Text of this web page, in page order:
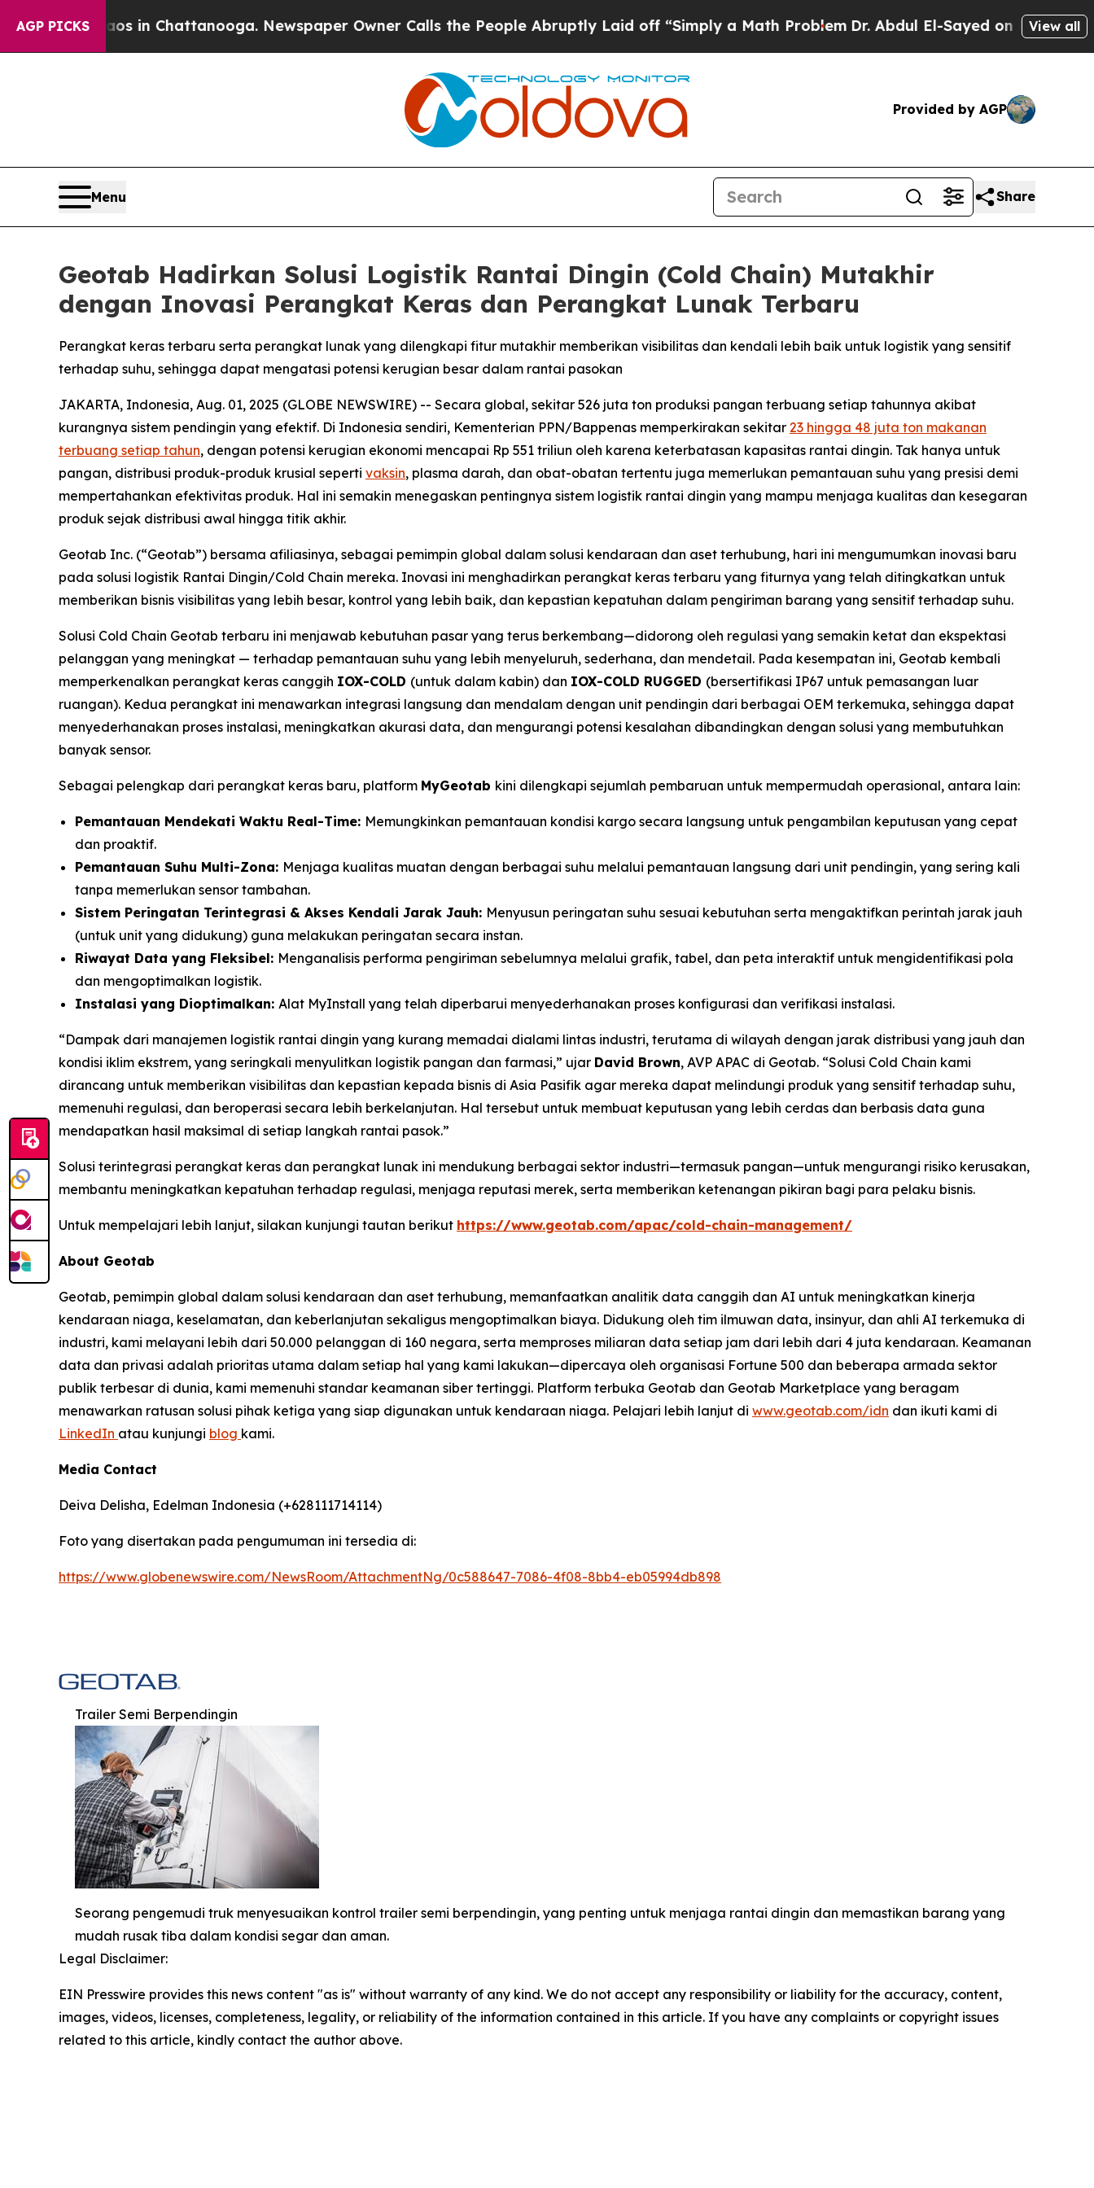
AGP PICKS
Chaos in Chattanooga. Newspaper Owner Calls the People Abruptly Laid off “Simply a Math Problem Dr. Abdul El-Sayed on Historic Michigan
View all
Provided by AGP
Menu Share
Geotab Hadirkan Solusi Logistik Rantai Dingin (Cold Chain) Mutakhir
dengan Inovasi Perangkat Keras dan Perangkat Lunak Terbaru
Perangkat keras terbaru serta perangkat lunak yang dilengkapi fitur mutakhir memberikan visibilitas dan kendali lebih baik untuk logistik yang sensitif
terhadap suhu, sehingga dapat mengatasi potensi kerugian besar dalam rantai pasokan
JAKARTA, Indonesia, Aug. 01, 2025 (GLOBE NEWSWIRE) -- Secara global, sekitar 526 juta ton produksi pangan terbuang setiap tahunnya akibat
kurangnya sistem pendingin yang efektif. Di Indonesia sendiri, Kementerian PPN/Bappenas memperkirakan sekitar 23 hingga 48 juta ton makanan
terbuang setiap tahun, dengan potensi kerugian ekonomi mencapai Rp 551 triliun oleh karena keterbatasan kapasitas rantai dingin. Tak hanya untuk
pangan, distribusi produk-produk krusial seperti vaksin, plasma darah, dan obat-obatan tertentu juga memerlukan pemantauan suhu yang presisi demi
mempertahankan efektivitas produk. Hal ini semakin menegaskan pentingnya sistem logistik rantai dingin yang mampu menjaga kualitas dan kesegaran
produk sejak distribusi awal hingga titik akhir.
Geotab Inc. (“Geotab”) bersama afiliasinya, sebagai pemimpin global dalam solusi kendaraan dan aset terhubung, hari ini mengumumkan inovasi baru
pada solusi logistik Rantai Dingin/Cold Chain mereka. Inovasi ini menghadirkan perangkat keras terbaru yang fiturnya yang telah ditingkatkan untuk
memberikan bisnis visibilitas yang lebih besar, kontrol yang lebih baik, dan kepastian kepatuhan dalam pengiriman barang yang sensitif terhadap suhu.
Solusi Cold Chain Geotab terbaru ini menjawab kebutuhan pasar yang terus berkembang—didorong oleh regulasi yang semakin ketat dan ekspektasi
pelanggan yang meningkat — terhadap pemantauan suhu yang lebih menyeluruh, sederhana, dan mendetail. Pada kesempatan ini, Geotab kembali
memperkenalkan perangkat keras canggih IOX-COLD (untuk dalam kabin) dan IOX-COLD RUGGED (bersertifikasi IP67 untuk pemasangan luar
ruangan). Kedua perangkat ini menawarkan integrasi langsung dan mendalam dengan unit pendingin dari berbagai OEM terkemuka, sehingga dapat
menyederhanakan proses instalasi, meningkatkan akurasi data, dan mengurangi potensi kesalahan dibandingkan dengan solusi yang membutuhkan
banyak sensor.
Sebagai pelengkap dari perangkat keras baru, platform MyGeotab kini dilengkapi sejumlah pembaruan untuk mempermudah operasional, antara lain:
Pemantauan Mendekati Waktu Real-Time: Memungkinkan pemantauan kondisi kargo secara langsung untuk pengambilan keputusan yang cepat
dan proaktif.
Pemantauan Suhu Multi-Zona: Menjaga kualitas muatan dengan berbagai suhu melalui pemantauan langsung dari unit pendingin, yang sering kali
tanpa memerlukan sensor tambahan.
Sistem Peringatan Terintegrasi & Akses Kendali Jarak Jauh: Menyusun peringatan suhu sesuai kebutuhan serta mengaktifkan perintah jarak jauh
(untuk unit yang didukung) guna melakukan peringatan secara instan.
Riwayat Data yang Fleksibel: Menganalisis performa pengiriman sebelumnya melalui grafik, tabel, dan peta interaktif untuk mengidentifikasi pola
dan mengoptimalkan logistik.
Instalasi yang Dioptimalkan: Alat MyInstall yang telah diperbarui menyederhanakan proses konfigurasi dan verifikasi instalasi.
“Dampak dari manajemen logistik rantai dingin yang kurang memadai dialami lintas industri, terutama di wilayah dengan jarak distribusi yang jauh dan
kondisi iklim ekstrem, yang seringkali menyulitkan logistik pangan dan farmasi,” ujar David Brown, AVP APAC di Geotab. “Solusi Cold Chain kami
dirancang untuk memberikan visibilitas dan kepastian kepada bisnis di Asia Pasifik agar mereka dapat melindungi produk yang sensitif terhadap suhu,
memenuhi regulasi, dan beroperasi secara lebih berkelanjutan. Hal tersebut untuk membuat keputusan yang lebih cerdas dan berbasis data guna
mendapatkan hasil maksimal di setiap langkah rantai pasok.”
Solusi terintegrasi perangkat keras dan perangkat lunak ini mendukung berbagai sektor industri—termasuk pangan—untuk mengurangi risiko kerusakan,
membantu meningkatkan kepatuhan terhadap regulasi, menjaga reputasi merek, serta memberikan ketenangan pikiran bagi para pelaku bisnis.
Untuk mempelajari lebih lanjut, silakan kunjungi tautan berikut https://www.geotab.com/apac/cold-chain-management/
About Geotab
Geotab, pemimpin global dalam solusi kendaraan dan aset terhubung, memanfaatkan analitik data canggih dan AI untuk meningkatkan kinerja
kendaraan niaga, keselamatan, dan keberlanjutan sekaligus mengoptimalkan biaya. Didukung oleh tim ilmuwan data, insinyur, dan ahli AI terkemuka di
industri, kami melayani lebih dari 50.000 pelanggan di 160 negara, serta memproses miliaran data setiap jam dari lebih dari 4 juta kendaraan. Keamanan
data dan privasi adalah prioritas utama dalam setiap hal yang kami lakukan—dipercaya oleh organisasi Fortune 500 dan beberapa armada sektor
publik terbesar di dunia, kami memenuhi standar keamanan siber tertinggi. Platform terbuka Geotab dan Geotab Marketplace yang beragam
menawarkan ratusan solusi pihak ketiga yang siap digunakan untuk kendaraan niaga. Pelajari lebih lanjut di www.geotab.com/idn dan ikuti kami di
LinkedIn atau kunjungi blog kami.
Media Contact
Deiva Delisha, Edelman Indonesia (+628111714114)
Foto yang disertakan pada pengumuman ini tersedia di:
https://www.globenewswire.com/NewsRoom/AttachmentNg/0c588647-7086-4f08-8bb4-eb05994db898
Trailer Semi Berpendingin
Seorang pengemudi truk menyesuaikan kontrol trailer semi berpendingin, yang penting untuk menjaga rantai dingin dan memastikan barang yang
mudah rusak tiba dalam kondisi segar dan aman.
Legal Disclaimer:
EIN Presswire provides this news content "as is" without warranty of any kind. We do not accept any responsibility or liability for the accuracy, content,
images, videos, licenses, completeness, legality, or reliability of the information contained in this article. If you have any complaints or copyright issues
related to this article, kindly contact the author above.